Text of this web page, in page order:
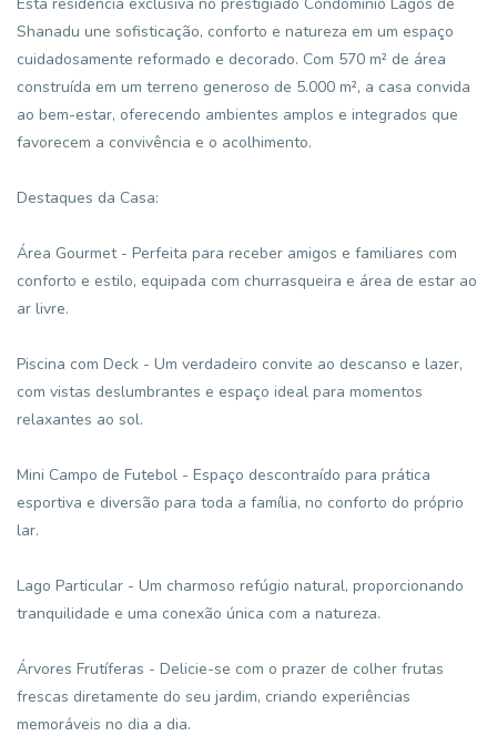
Shanadu une sofisticação, conforto e natureza em um espaço
cuidadosamente reformado e decorado. Com 570 m² de área
construída em um terreno generoso de 5.000 m², a casa convida
ao bem-estar, oferecendo ambientes amplos e integrados que
favorecem a convivência e o acolhimento.
Destaques da Casa:
Área Gourmet - Perfeita para receber amigos e familiares com
conforto e estilo, equipada com churrasqueira e área de estar ao
ar livre.
Piscina com Deck - Um verdadeiro convite ao descanso e lazer,
com vistas deslumbrantes e espaço ideal para momentos
relaxantes ao sol.
Mini Campo de Futebol - Espaço descontraído para prática
esportiva e diversão para toda a família, no conforto do próprio
lar.
Lago Particular - Um charmoso refúgio natural, proporcionando
tranquilidade e uma conexão única com a natureza.
Árvores Frutíferas - Delicie-se com o prazer de colher frutas
frescas diretamente do seu jardim, criando experiências
memoráveis no dia a dia.